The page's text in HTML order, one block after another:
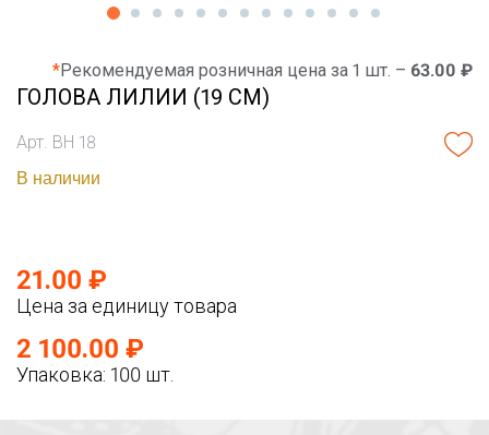
*Рекомендуемая розничная цена за 1 шт. – 63.00 ₽
ГОЛОВА ЛИЛИИ (19 СМ)
Арт. ВН 18
В наличии
21.00 ₽
Цена за единицу товара
2 100.00 ₽
Упаковка: 100 шт.